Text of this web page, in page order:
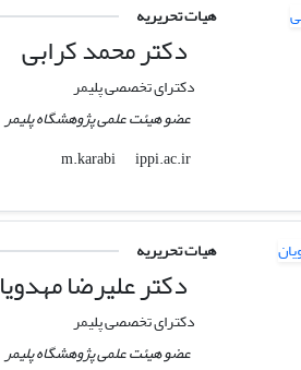
هیات تحریریه
دکتر محمد کرابی
دکترای تخصصی پلیمر
عضو هیئت علمی پژوهشگاه پلیمر
m.karabi
ippi.ac.ir
هیات تحریریه
دکتر علیرضا
دکترای تخصصی پلیمر
عضو هیئت علمی پژوهشگاه پلیمر